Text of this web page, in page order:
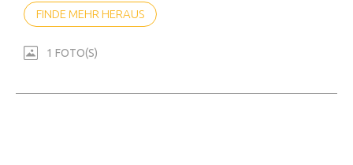
FINDE MEHR HERAUS
1 FOTO(S)